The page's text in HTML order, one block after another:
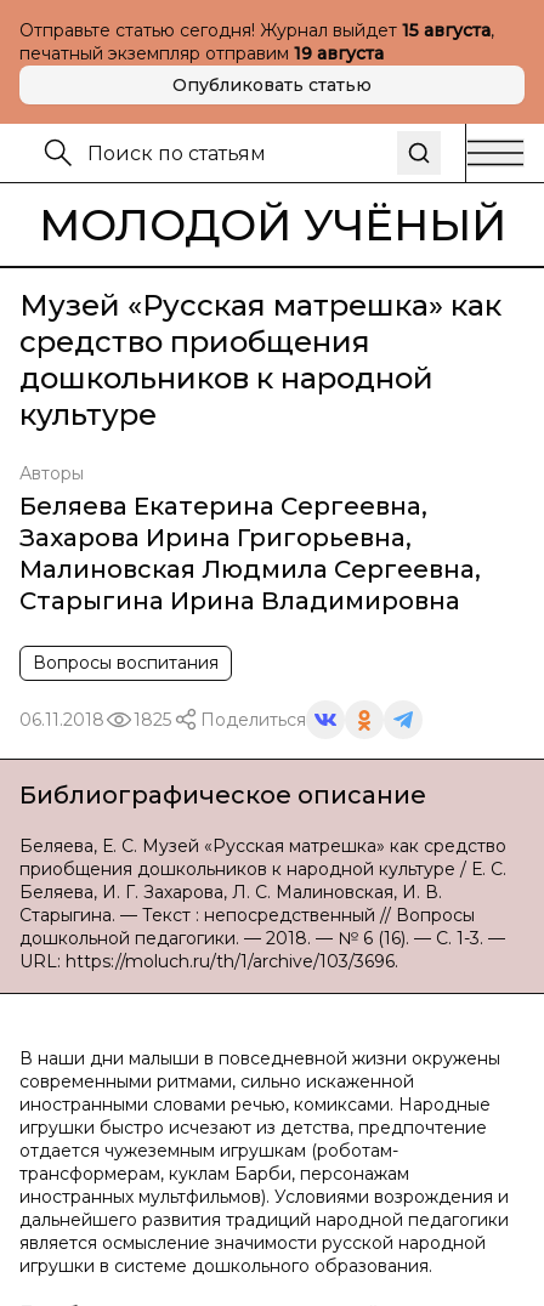
Отправьте статью сегодня! Журнал выйдет 15 августа,
печатный экземпляр отправим 19 августа
Опубликовать статью
МОЛОДОЙ УЧЁНЫЙ
Музей «Русская матрешка» как
средство приобщения
дошкольников к народной
культуре
Авторы
Беляева Екатерина Сергеевна,
Захарова Ирина Григорьевна,
Малиновская Людмила Сергеевна,
Старыгина Ирина Владимировна
Вопросы воспитания
06.11.2018 1825 Поделиться
Библиографическое описание
Беляева, Е. С. Музей «Русская матрешка» как средство
приобщения дошкольников к народной культуре / Е. С.
Беляева, И. Г. Захарова, Л. С. Малиновская, И. В.
Старыгина. — Текст : непосредственный // Вопросы
дошкольной педагогики. — 2018. — № 6 (16). — С. 1-3. —
URL: https://moluch.ru/th/1/archive/103/3696.
В наши дни малыши в повседневной жизни окружены
современными ритмами, сильно искаженной
иностранными словами речью, комиксами. Народные
игрушки быстро исчезают из детства, предпочтение
отдается чужеземным игрушкам (роботам-
трансформерам, куклам Барби, персонажам
иностранных мультфильмов). Условиями возрождения и
дальнейшего развития традиций народной педагогики
является осмысление значимости русской народной
игрушки в системе дошкольного образования.